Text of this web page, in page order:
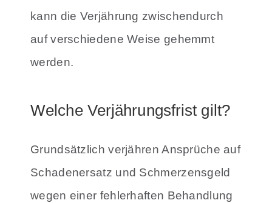
kann die Verjährung zwischendurch
auf verschiedene Weise gehemmt
werden.
Welche Verjährungsfrist gilt?
Grundsätzlich verjähren Ansprüche auf
Schadenersatz und Schmerzensgeld
wegen einer fehlerhaften Behandlung